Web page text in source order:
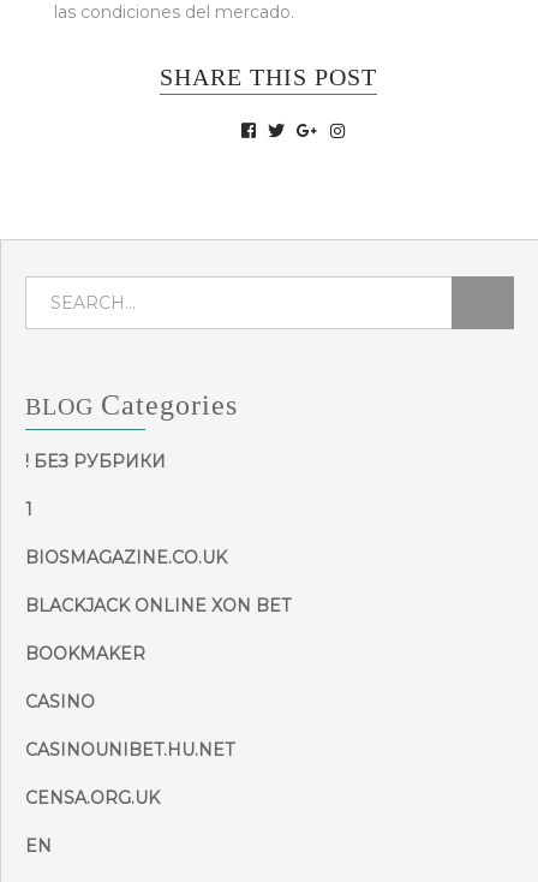
las condiciones del mercado.
SHARE THIS POST
BLOG Categories
! БЕЗ РУБРИКИ
1
BIOSMAGAZINE.CO.UK
BLACKJACK ONLINE XON BET
BOOKMAKER
CASINO
CASINOUNIBET.HU.NET
CENSA.ORG.UK
EN